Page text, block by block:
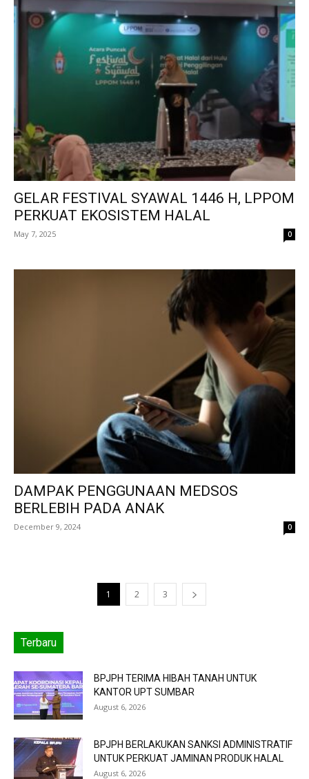
GELAR FESTIVAL SYAWAL 1446 H, LPPOM
PERKUAT EKOSISTEM HALAL
May 7, 2025 0
DAMPAK PENGGUNAAN MEDSOS
BERLEBIH PADA ANAK
December 9, 2024 0
1 2 3
Terbaru
BPJPH TERIMA HIBAH TANAH UNTUK
KANTOR UPT SUMBAR
August 6, 2026
BPJPH BERLAKUKAN SANKSI ADMINISTRATIF
UNTUK PERKUAT JAMINAN PRODUK HALAL
August 6, 2026